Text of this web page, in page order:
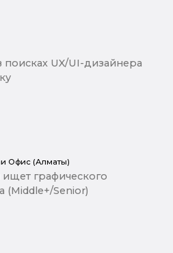
поисках UX/UI-дизайнера
Офис (Алматы)
графического
(Middle+/Senior)